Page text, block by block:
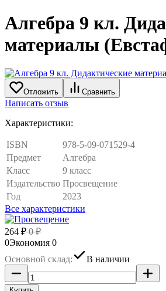
Алгебра 9 кл.
материалы
Отложить Сравнить
Написать отзыв
Характеристики:
ISBN
978-5-09-071529-4
Предмет
Алгебра
Класс
9 класс
Издательство Просвещение
Год
2023
Все характеристики
264 ₽0₽
0Экономия 0
Основной склад:
В наличии